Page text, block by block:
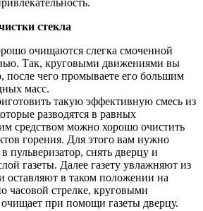
стекла
очищаются слегка смоченной
Так, круговыми движениями вы
после чего промываете его большим
масс.
такую эффективную смесь из
разводятся в равных
средством можно хорошо очистить
горения. Для этого вам нужно
пульверизатор, снять дверцу и
газеты. Далее газету увлажняют из
оставляют в таком положении на
часовой стрелке, круговыми
при помощи газеты дверцу.